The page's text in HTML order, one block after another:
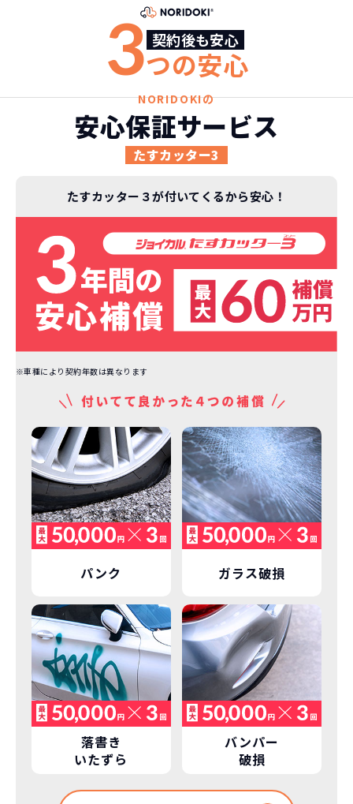
く、人にも自慢できます！
契約後も安心
3つの安心
NORIDOKIの
安心保証サービス
たすカッター3
たすカッター３が付いてくるから安心！
※車種により契約年数は異なります
パンク ガラス破損
落書き
いたずら
バンパー
破損